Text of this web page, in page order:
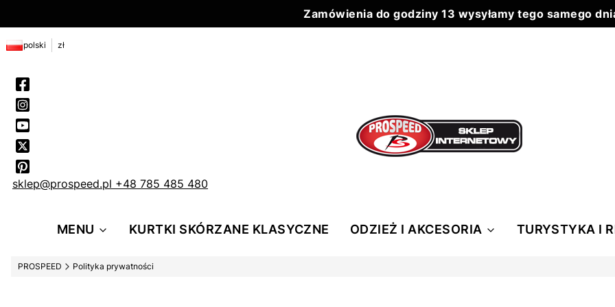
Zamówienia do godziny 13 wysyłamy tego samego
polski zł
sklep@prospeed.pl +48 785 485 480
MENU KURTKI SKÓRZANE KLASYCZNE ODZIEŻ I AKCESORIA TURYSTYKA I
PROSPEED Polityka prywatności